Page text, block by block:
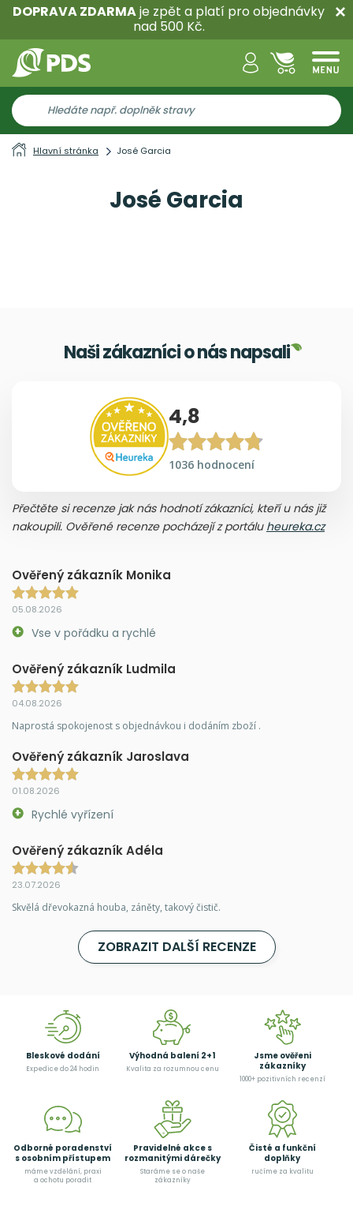
DOPRAVA ZDARMAje zpět a platí pro objednávky
nad 500 Kč.
Hlavní stránka José Garcia
José Garcia
Naši zákazníci o nás napsali
4,8
1036 hodnocení
Přečtěte si recenze jak nás hodnotí zákazníci, kteří u nás již
nakoupili. Ověřené recenze pocházejí z portálu heureka.cz
Ověřený zákazník Monika
05.08.2026
Vse v pořádku a rychlé
Ověřený zákazník Ludmila
04.08.2026
Naprostá spokojenost s objednávkou i dodáním zboží .
Ověřený zákazník Jaroslava
01.08.2026
Rychlé vyřízení
Ověřený zákazník Adéla
23.07.2026
Skvělá dřevokazná houba, záněty, takový čistič.
ZOBRAZIT DALŠÍ RECENZE
Bleskové dodání
Expedice do 24 hodin
Výhodná balení 2+1
Kvalita za rozumnou cenu
Jsme ověřeni
zákazníky
1000+ pozitivních recenzí
Odborné poradenství
s osobním přístupem
máme vzdělání, praxi
a ochotu poradit
Pravidelné akce s
rozmanitými dárečky
Staráme se o naše
zákazníky
Čisté a funkční
doplňky
ručíme za kvalitu